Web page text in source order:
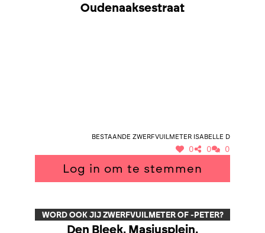
Oudenaaksestraat
Bestaande zwerfvuilmeter Isabelle D
0 0 0
Log in om te stemmen
WORD OOK JIJ ZWERFVUILMETER OF -PETER?
Den Bleek, Masiusplein,